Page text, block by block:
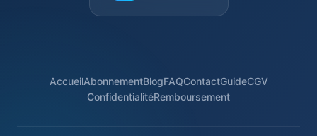
AccueilAbonnementBlogFAQContactGuideCGV
ConfidentialitéRemboursement